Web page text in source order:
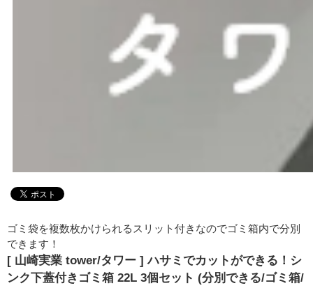
ゴミ袋を複数枚かけられるスリット付きなのでゴミ箱内で分別
できます！
[ 山崎実業 tower/タワー ] ハサミでカットができる！シ
ンク下蓋付きゴミ箱 22L 3個セット (分別できる/ゴミ箱/